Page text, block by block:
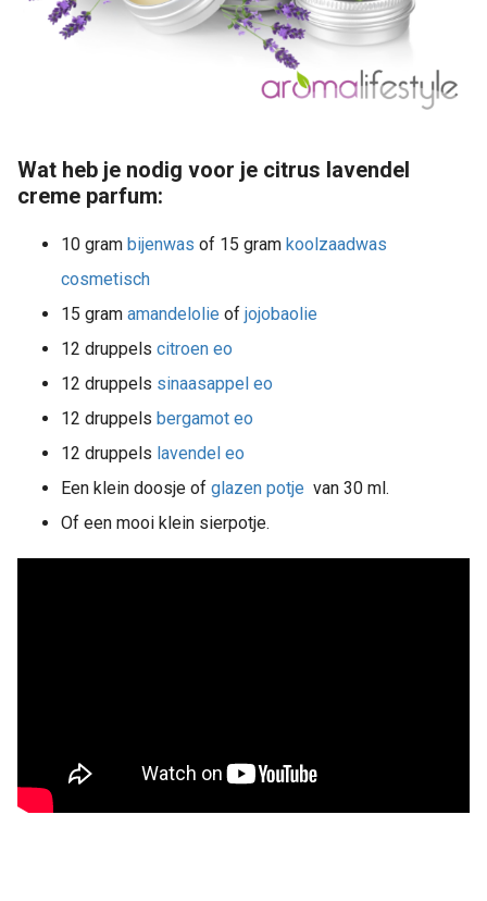
Wat heb je nodig voor je citrus lavendel
creme parfum:
10 gram bijenwas of 15 gram koolzaadwas
cosmetisch
15 gram amandelolie of jojobaolie
12 druppels citroen eo
12 druppels sinaasappel eo
12 druppels bergamot eo
12 druppels lavendel eo
Een klein doosje of glazen potje van 30 ml.
Of een mooi klein sierpotje.